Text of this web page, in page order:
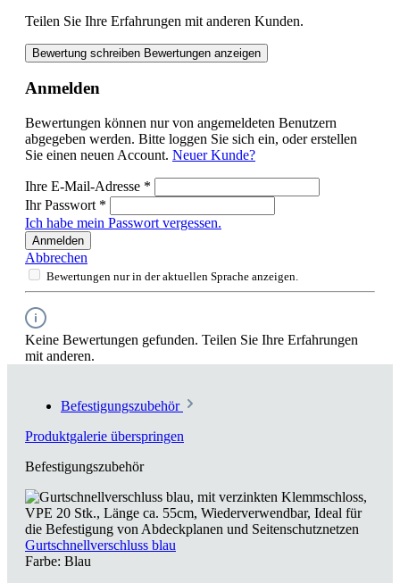
Teilen Sie Ihre Erfahrungen mit anderen Kunden.
Bewertung schreiben Bewertungen anzeigen
Anmelden
Bewertungen können nur von angemeldeten Benutzern
abgegeben werden. Bitte loggen Sie sich ein, oder erstellen
Sie einen neuen Account. Neuer Kunde?
Ihre E-Mail-Adresse *
Ihr Passwort *
Ich habe mein Passwort vergessen.
Anmelden
Abbrechen
Bewertungen nur in der aktuellen Sprache anzeigen.
Keine Bewertungen gefunden. Teilen Sie Ihre Erfahrungen
mit anderen.
Befestigungszubehör
Produktgalerie überspringen
Befestigungszubehör
Gurtschnellverschluss blau
Farbe: Blau